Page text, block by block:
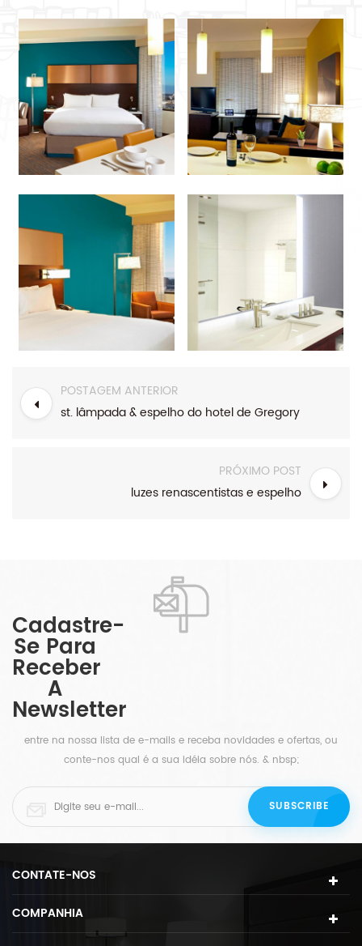
POSTAGEM ANTERIOR
st. lâmpada & espelho do hotel de Gregory
PRÓXIMO POST
luzes renascentistas e espelho
Cadastre-
Se Para
Receber
A
Newsletter
entre na nossa lista de e-mails e receba novidades e ofertas, ou
conte-nos qual é a sua idéia sobre nós. & nbsp;
CONTATE-NOS
COMPANHIA